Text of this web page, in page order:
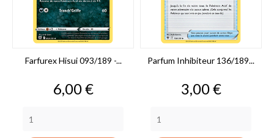
Farfurex Hisui 093/189 -...
Prix
6,00 €
Parfum Inhibiteur 136/189...
Prix
3,00 €